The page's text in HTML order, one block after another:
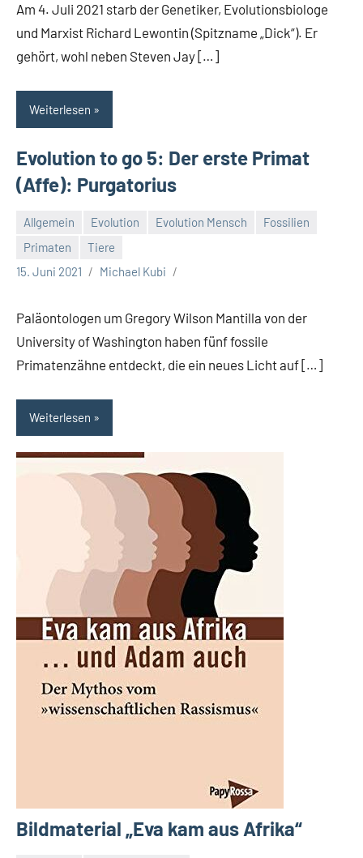
Am 4. Juli 2021 starb der Genetiker, Evolutionsbiologe
und Marxist Richard Lewontin (Spitzname „Dick“). Er
gehört, wohl neben Steven Jay […]
Weiterlesen
Evolution to go 5: Der erste Primat
(Affe): Purgatorius
Allgemein Evolution Evolution Mensch
Fossilien
Primaten
Tiere
15. Juni 2021
Michael Kubi
Paläontologen um Gregory Wilson Mantilla von der
University of Washington haben fünf fossile
Primatenzähne entdeckt, die ein neues Licht auf […]
Weiterlesen
Bildmaterial „Eva kam aus Afrika“